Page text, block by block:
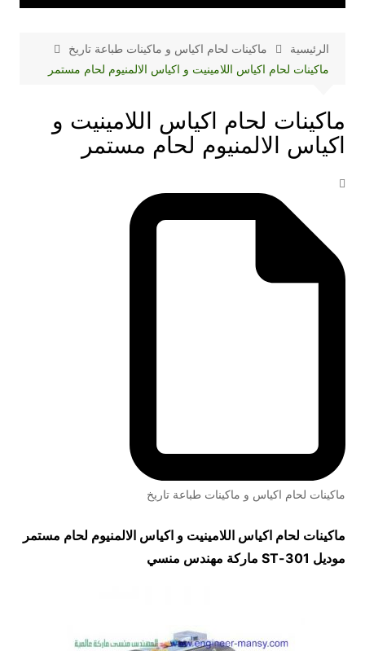
الرئيسية
ماكينات لحام اكياس و ماكينات طباعة تاريخ
ماكينات لحام اكياس اللامينيت و اكياس الالمنيوم لحام مستمر
ماكينات لحام اكياس اللامينيت و
اكياس الالمنيوم لحام مستمر
ماكينات لحام اكياس و ماكينات طباعة تاريخ
ماكينات لحام اكياس اللامينيت و اكياس الالمنيوم لحام مستمر
موديل
ماركة مهندس منسي